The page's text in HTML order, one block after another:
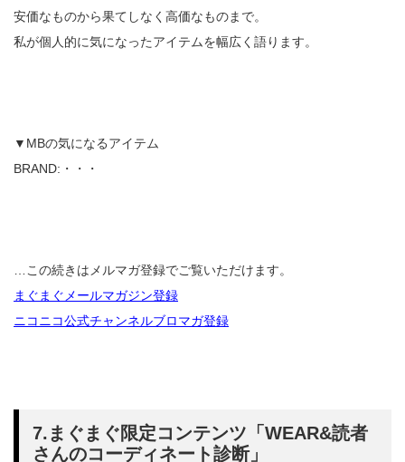
安価なものから果てしなく高価なものまで。
私が個人的に気になったアイテムを幅広く語ります。
▼MBの気になるアイテム
BRAND:・・・
…この続きはメルマガ登録でご覧いただけます。
まぐまぐメールマガジン登録
ニコニコ公式チャンネルブロマガ登録
7.まぐまぐ限定コンテンツ「WEAR&読者
さんのコーディネート診断」